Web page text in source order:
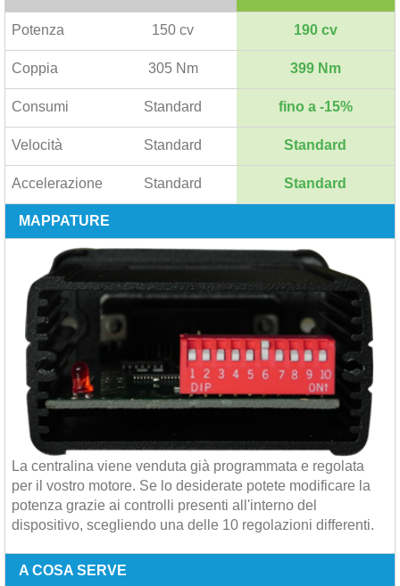
Potenza 150 cv 190 cv
Coppia 305 Nm 399 Nm
Consumi Standard fino a -15%
Velocità Standard Standard
Accelerazione Standard Standard
MAPPATURE
La centralina viene venduta già programmata e regolata
per il vostro motore. Se lo desiderate potete modificare la
potenza grazie ai controlli presenti all'interno del
dispositivo, scegliendo una delle 10 regolazioni differenti.
A COSA SERVE